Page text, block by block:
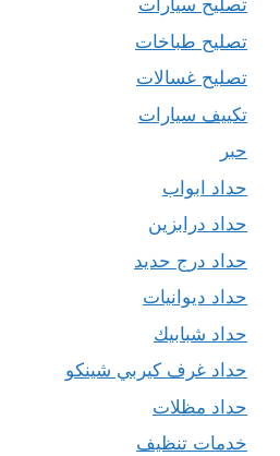
تصليح سيارات
تصليح طباخات
تصليح غسالات
تكييف سيارات
حبر
حداد ابواب
حداد درابزين
حداد درج حديد
حداد ديوانيات
حداد شبابيك
حداد غرف كيربي شينكو
حداد مظلات
خدمات تنظيف